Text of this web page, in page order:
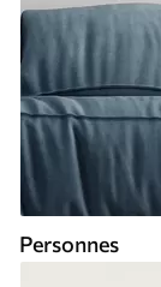
Personnes